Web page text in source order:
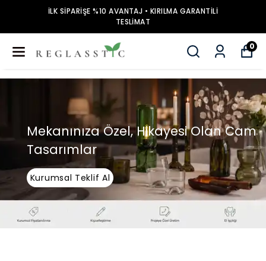
İLK SİPARİŞE %10 AVANTAJ • KIRILMA GARANTİLİ
TESLİMAT
0
Mekanınıza Özel, Hikayesi Olan Cam
Tasarımlar
Kurumsal Teklif Al